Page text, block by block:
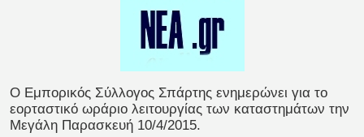
Ο Εμπορικός Σύλλογος Σπάρτης ενημερώνει για το
εορταστικό ωράριο λειτουργίας των καταστημάτων την
Μεγάλη Παρασκευή 10/4/2015.